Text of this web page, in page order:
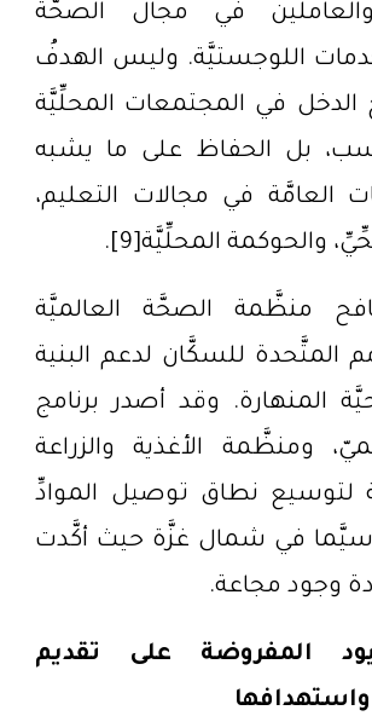
في مجال الصحَّة
اللوجستيَّة. وليس الهدفُ
في المجتمعات المحلِّيَّة
بل الحفاظ على ما يشبه
العامَّة في مجالات التعليم،
والحوكمة المحلِّيَّة[9].
منظَّمة الصحَّة العالميَّة
المتَّحدة للسكَّان لدعم البنية
المنهارة. وقد أصدر برنامج
ومنظَّمة الأغذية والزراعة
لتوسيع نطاق توصيل الموادِّ
سيَّما في شمال غزَّة حيث أكَّدت
وجود مجاعة.
المفروضة على تقديم